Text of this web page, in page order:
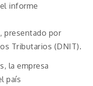
informe
presentado por
Tributarios (DNIT).
la empresa
país